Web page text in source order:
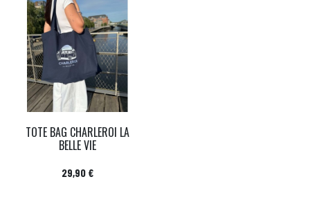
TOTE BAG CHARLEROI LA
BELLE VIE
Prix
29,90 €